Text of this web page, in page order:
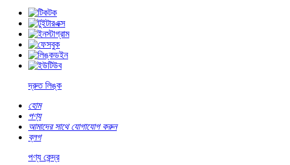
দ্রুত লিঙ্ক
হোম
পণ্য
আমাদের সাথে যোগাযোগ করুন
ব্লগ
পণ্য কেন্দ্র